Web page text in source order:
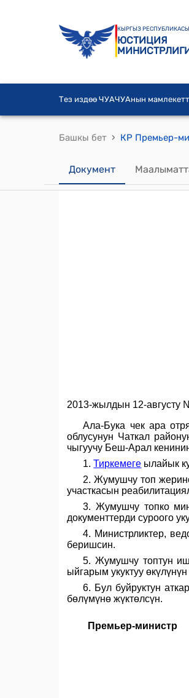
КЫРГЫЗ
ЮСТИЦИЯ
Тез издөө ЧУАЧУАнын
Башкы бет ›
Документ